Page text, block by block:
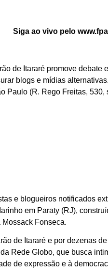
Siga ao vivo pelo
de Itararé promove
blogs e mídias
Paulo (R. Rego Freitas, 530,
e blogueiros notificados
em Paraty (RJ),
Fonseca.
de Itararé e por dezenas
Rede Globo, que busca
de expressão e à